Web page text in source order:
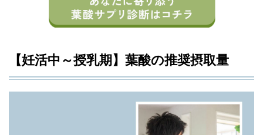
【妊活中～授乳期】葉酸の推奨摂取量